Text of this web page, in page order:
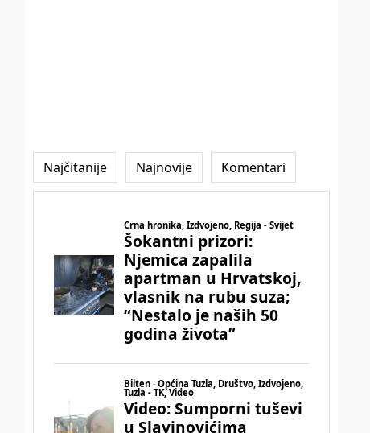
Najčitanije Najnovije Komentari